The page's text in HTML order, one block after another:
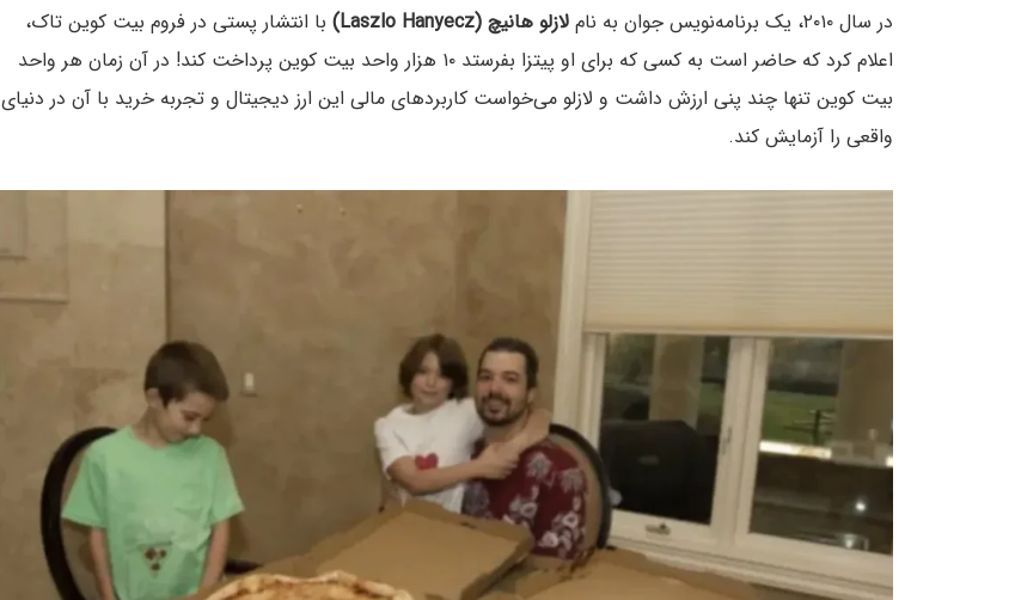
در سال ۲۰۱۰، یک برنامه‌نویس جوان به نام لازلو هانیچ (Laszlo Hanyecz)
با انتشار پستی در فروم بیت کوین تاک،
اعلام کرد که حاضر است به کسی که برای او پیتزا بفرستد ۱۰ هزار واحد بیت کوین پرداخت کند! در آن زمان هر واحد
بیت کوین تنها چند پنی ارزش داشت و لازلو می‌خواست کاربردهای مالی این ارز دیجیتال و تجربه خرید با آن در دنیای
واقعی را آزمایش کند.